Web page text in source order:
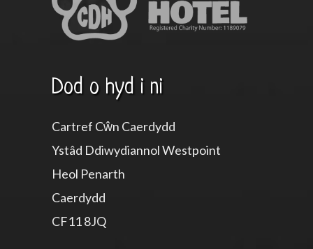
Dod o hyd i ni
Cartref Cŵn Caerdydd
Ystâd Ddiwydiannol Westpoint
Heol Penarth
Caerdydd
CF11 8JQ